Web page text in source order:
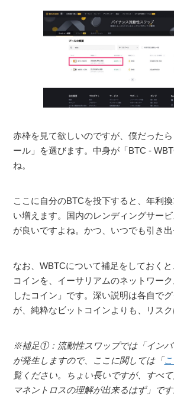
赤枠を見て欲しいのですが、僕だった
ール」を選びます。中身が「BTC -
ね。
ここに自分のBTCを投下すると、年利
い増えます。国内のレンディングサー
が良いですよね。かつ、いつでも引き出
なお、WBTCについて補足をしておく
コインを、イーサリアムのネットワー
したコイン」です。深い説明は各自で
が、純粋なビットコインよりも、リスク
※補足①：流動性スワップでは「インパ
が発生しますので、ここに関しては「
覧ください。ちょい長いですが、すべ
マネントロスの理解が出来るはず」です